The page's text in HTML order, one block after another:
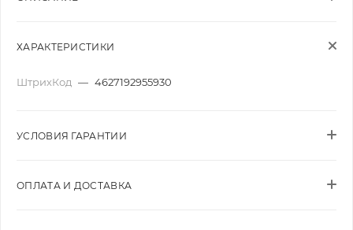
ХАРАКТЕРИСТИКИ
ШтрихКод — 4627192955930
УСЛОВИЯ ГАРАНТИИ
ОПЛАТА И ДОСТАВКА